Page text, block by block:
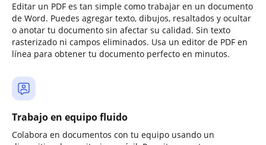
Editar un PDF es tan simple como trabajar en un documento
de Word. Puedes agregar texto, dibujos, resaltados y ocultar
o anotar tu documento sin afectar su calidad. Sin texto
rasterizado ni campos eliminados. Usa un editor de PDF en
línea para obtener tu documento perfecto en minutos.
Trabajo en equipo fluido
Colabora en documentos con tu equipo usando un